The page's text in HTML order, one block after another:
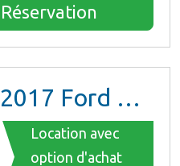
Réservation
2017 Ford Mustang
Location avec
option d'achat